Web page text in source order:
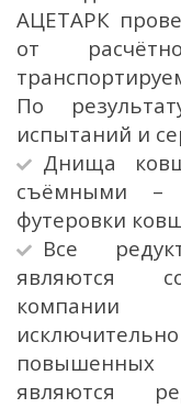
АЦЕТАРК
от
По
испытаний и
Днища
съёмными –
футеровки
Все
являются
повышенных
являются